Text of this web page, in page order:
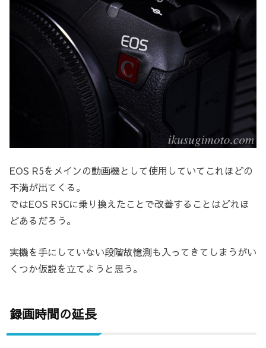
EOS R5をメインの動画機として使用していてこれほどの
不満が出てくる。
ではEOS R5Cに乗り換えたことで改善することはどれほ
どあるだろう。
実機を手にしていない段階故憶測も入ってきてしまうがい
くつか仮説を立てようと思う。
録画時間の延長